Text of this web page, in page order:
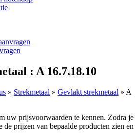
: A 16.7.18.10
» Strekmetaal » Gevlakt strekmetaal » A
uw prijsvoorwaarden te kennen. Zodra je
de prijzen van bepaalde producten zien en